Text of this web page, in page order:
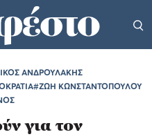
ΑΝΔΡΟΥΛΑΚΗΣ
#ΖΩΗ ΚΩΝΣΤΑΝΤΟΠΟΥΛΟΥ
για τον